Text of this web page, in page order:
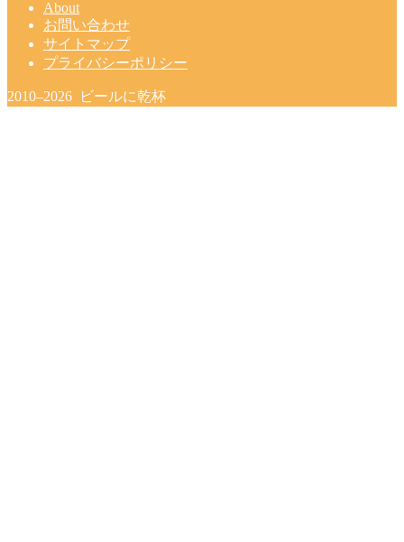
About
お問い合わせ
サイトマップ
プライバシーポリシー
2010–2026 ビールに乾杯